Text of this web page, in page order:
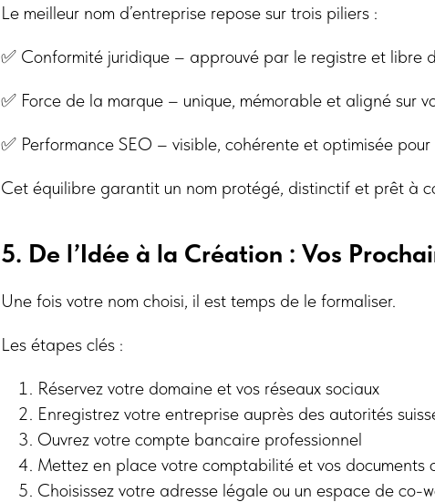
Le meilleur nom d’entreprise repose sur trois piliers :
✅ Conformité juridique – approuvé par le registre et libre
✅ Force de la marque – unique, mémorable et aligné sur
✅ Performance SEO – visible, cohérente et optimisée
Cet équilibre garantit un nom protégé, distinctif et prêt à
5. De l’Idée à la Création : Vos
Une fois votre nom choisi, il est temps de le formaliser.
Les étapes clés :
Réservez votre domaine et vos réseaux sociaux
Enregistrez votre entreprise auprès des autorités
Ouvrez votre compte bancaire professionnel
Mettez en place votre comptabilité et vos documents
Choisissez votre adresse légale ou un espace de co-